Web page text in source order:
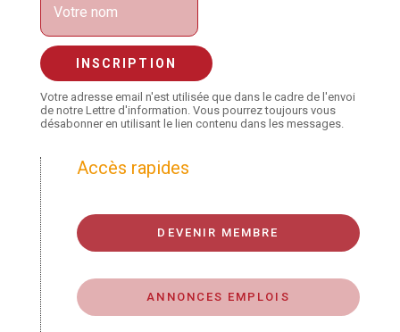
Votre adresse email n'est utilisée que dans le cadre de l'envoi
de notre Lettre d'information. Vous pourrez toujours vous
désabonner en utilisant le lien contenu dans les messages.
Accès rapides
DEVENIR MEMBRE
ANNONCES EMPLOIS